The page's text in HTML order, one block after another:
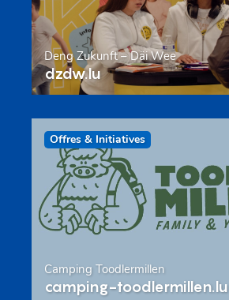
Deng Zukunft – Däi Wee
dzdw.lu
Offres & Initiatives
Camping Toodlermillen
camping-toodlermillen.lu